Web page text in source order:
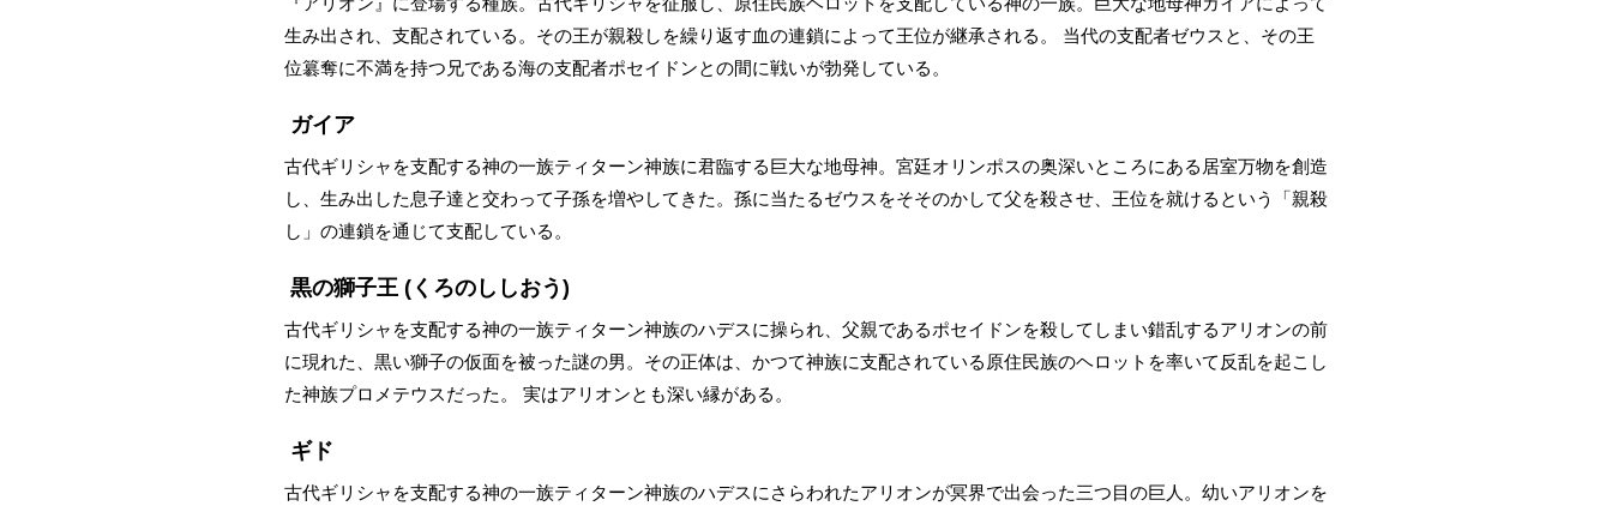
生み出され、支配されている。その王が親殺しを繰り返す血の連鎖によって王位が継承される。 当代の支配者ゼウスと、その王
位簒奪に不満を持つ兄である海の支配者ポセイドンとの間に戦いが勃発している。
ガイア
古代ギリシャを支配する神の一族ティターン神族に君臨する巨大な地母神。宮廷オリンポスの奥深いところにある居室万物を創造
し、生み出した息子達と交わって子孫を増やしてきた。孫に当たるゼウスをそそのかして父を殺させ、王位を就けるという「親殺
し」の連鎖を通じて支配している。
黒の獅子王 (くろのししおう)
古代ギリシャを支配する神の一族ティターン神族のハデスに操られ、父親であるポセイドンを殺してしまい錯乱するアリオンの前
に現れた、黒い獅子の仮面を被った謎の男。その正体は、かつて神族に支配されている原住民族のヘロットを率いて反乱を起こし
た神族プロメテウスだった。 実はアリオンとも深い縁がある。
ギド
古代ギリシャを支配する神の一族ティターン神族のハデスにさらわれたアリオンが冥界で出会った三つ目の巨人。幼いアリオンを